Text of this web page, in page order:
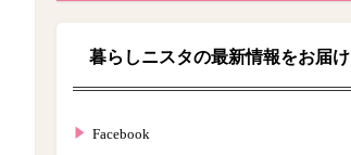
暮らしニスタの最新情報をお届け
Facebook